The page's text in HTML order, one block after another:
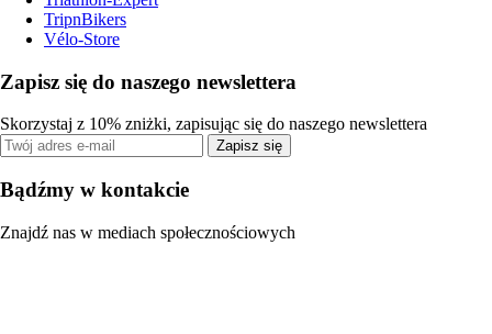
TripnBikers
Vélo-Store
Zapisz się do naszego newslettera
Skorzystaj z 10% zniżki, zapisując się do naszego newslettera
Zapisz się
Bądźmy w kontakcie
Znajdź nas w mediach społecznościowych